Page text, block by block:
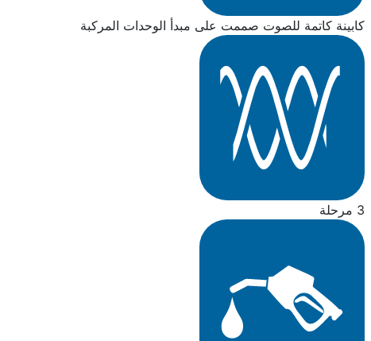
كابينة كاتمة للصوت صممت على مبدأ الوحدات المركبة
3 مرحلة